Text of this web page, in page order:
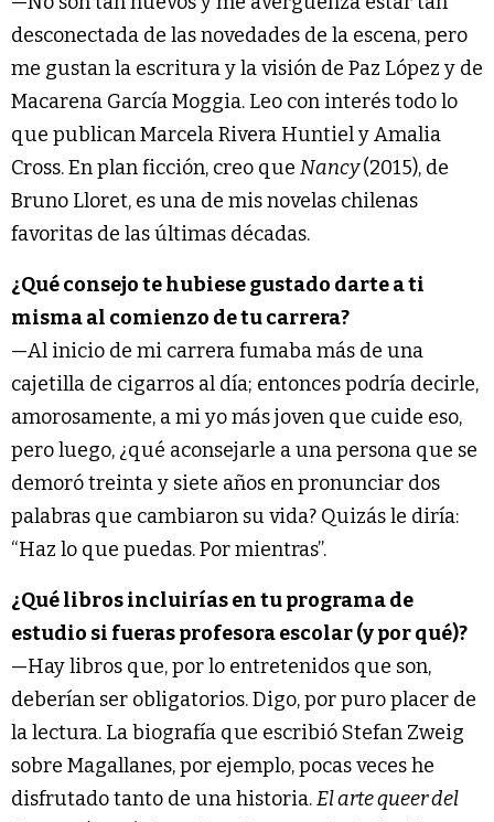
desconectada de las novedades de la escena, pero
me gustan la escritura y la visión de Paz López y de
Macarena García Moggia. Leo con interés todo lo
que publican Marcela Rivera Huntiel y Amalia
Cross. En plan ficción, creo que Nancy(2015), de
Bruno Lloret, es una de mis novelas chilenas
favoritas de las últimas décadas.
¿Qué consejo te hubiese gustado darte a ti
misma al comienzo de tu carrera?
—Al inicio de mi carrera fumaba más de una
cajetilla de cigarros al día; entonces podría decirle,
amorosamente, a mi yo más joven que cuide eso,
pero luego, ¿qué aconsejarle a una persona que se
demoró treinta y siete años en pronunciar dos
palabras que cambiaron su vida? Quizás le diría:
“Haz lo que puedas. Por mientras”.
¿Qué libros incluirías en tu programa de
estudio si fueras profesora escolar (y por qué)?
—Hay libros que, por lo entretenidos que son,
deberían ser obligatorios. Digo, por puro placer de
la lectura. La biografía que escribió Stefan Zweig
sobre Magallanes, por ejemplo, pocas veces he
disfrutado tanto de una historia.El arte queer del